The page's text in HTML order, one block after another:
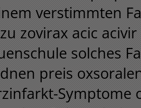
verstimmten
zovirax acic
solches
preis
Symptome